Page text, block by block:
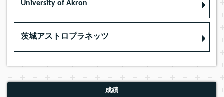
University of Akron
茨城アストロプラネッツ
成績